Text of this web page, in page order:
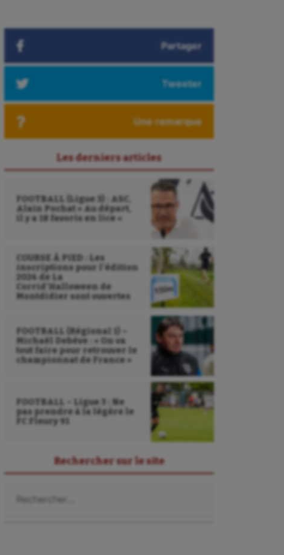
Partager
Tweeter
Une remarque
Les derniers articles
FOOTBALL (Ligue 3) : ASC,
Alain Pochat « Au départ,
il y a 18 favoris en lice »
COURSE À PIED : Les
inscriptions pour l’édition
2026 de La
Corrid’Halloween de
Montdidier sont ouvertes
FOOTBALL (Régional 1) –
Michaël Debève : « On va
tout faire pour retrouver le
championnat de France »
FOOTBALL – Ligue 3 : Ne
pas prendre à la légère le
FC Fleury 91
Rechercher sur le site